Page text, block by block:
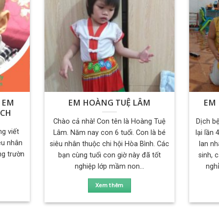
viết
nhân
trườn
EM HOÀNG TUỆ LÂM
Chào cả nhà! Con tên là Hoàng Tuệ
Lâm. Năm nay con 6 tuổi. Con là bé
siêu nhân thuộc chi hội Hòa Bình. Các
bạn cùng tuổi con giờ này đã tốt
nghiệp lớp mầm non...
Xem thêm
EM
Dịch
lại lần
lan
sinh,